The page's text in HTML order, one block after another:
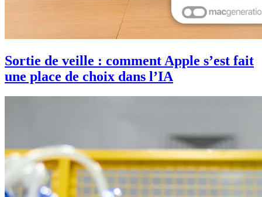
Sortie de veille : comment Apple s’est fait
une place de choix dans l’IA